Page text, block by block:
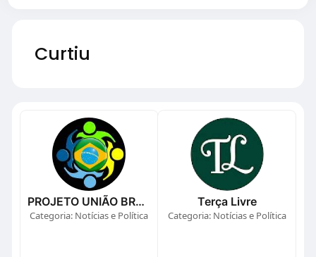
Curtiu
PROJETO UNIÃO BRASIL
Categoria: Notícias e Política
Terça Livre
Categoria: Notícias e Política